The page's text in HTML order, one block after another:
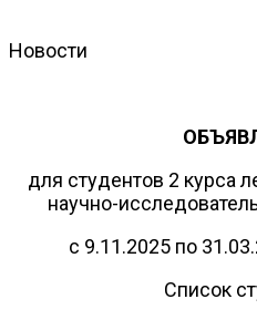
Новости
для студентов 2 курса
научно-
с 9.11.2025 по
Список